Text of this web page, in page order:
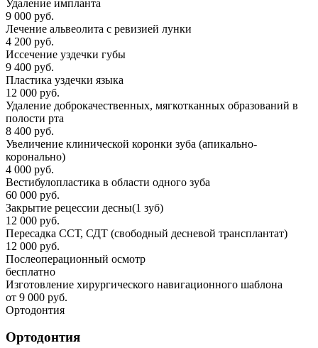
Удаление импланта
9 000 руб.
Лечение альвеолита с ревизией лунки
4 200 руб.
Иссечение уздечки губы
9 400 руб.
Пластика уздечки языка
12 000 руб.
Удаление доброкачественных, мягкотканных образований в
полости рта
8 400 руб.
Увеличение клинической коронки зуба (апикально-
коронально)
4 000 руб.
Вестибулопластика в области одного зуба
60 000 руб.
Закрытие рецессии десны(1 зуб)
12 000 руб.
Пересадка ССТ, СДТ (свободный десневой трансплантат)
12 000 руб.
Послеоперационный осмотр
бесплатно
Изготовление хирургического навигационного шаблона
от 9 000 руб.
Ортодонтия
Ортодонтия